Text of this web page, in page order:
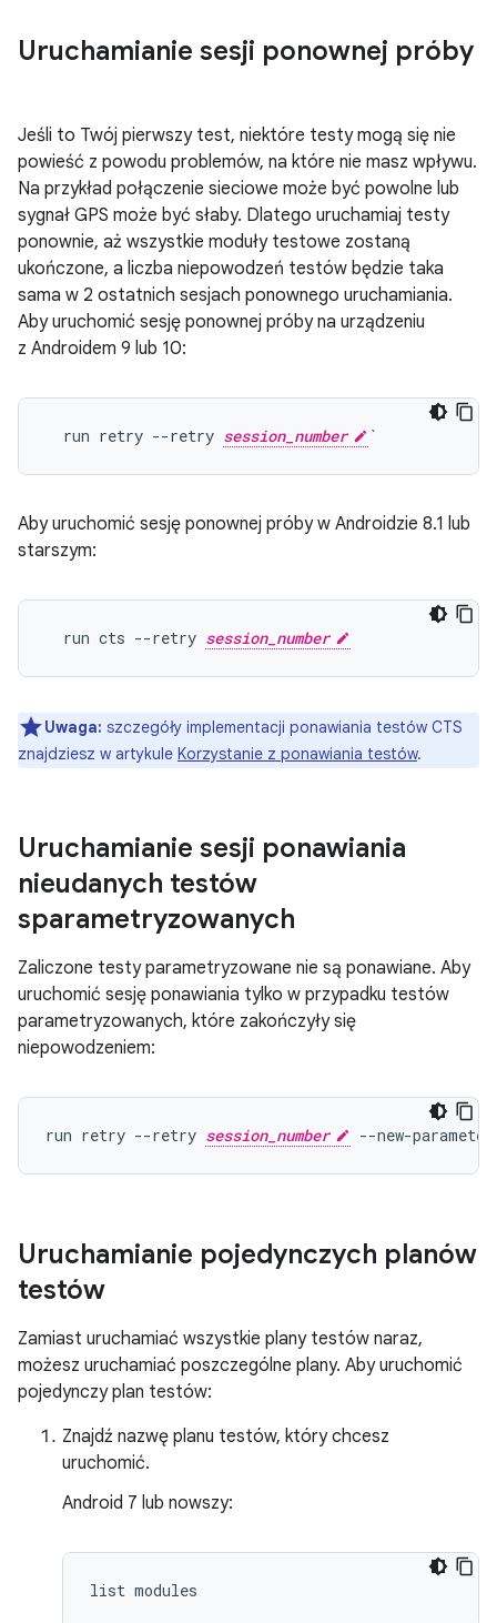
Uruchamianie sesji ponownej próby
Jeśli to Twój pierwszy test, niektóre testy mogą się nie
powieść z powodu problemów, na które nie masz wpływu.
Na przykład połączenie sieciowe może być powolne lub
sygnał GPS może być słaby. Dlatego uruchamiaj testy
ponownie, aż wszystkie moduły testowe zostaną
ukończone, a liczba niepowodzeń testów będzie taka
sama w 2 ostatnich sesjach ponownego uruchamiania.
Aby uruchomić sesję ponownej próby na urządzeniu
z Androidem 9 lub 10:
  run retry --retry
session_number
Aby uruchomić sesję ponownej próby w Androidzie 8.1 lub
starszym:
  run cts --retry
session_number
Uwaga: szczegóły implementacji ponawiania testów CTS
znajdziesz w artykule Korzystanie z ponawiania testów.
Uruchamianie sesji ponawiania
nieudanych testów
sparametryzowanych
Zaliczone testy parametryzowane nie są ponawiane. Aby
uruchomić sesję ponawiania tylko w przypadku testów
parametryzowanych, które zakończyły się
niepowodzeniem:
run retry --retry session_number
Uruchamianie pojedynczych planów
testów
Zamiast uruchamiać wszystkie plany testów naraz,
możesz uruchamiać poszczególne plany. Aby uruchomić
pojedynczy plan testów:
Znajdź nazwę planu testów, który chcesz
uruchomić.
Android 7 lub nowszy: